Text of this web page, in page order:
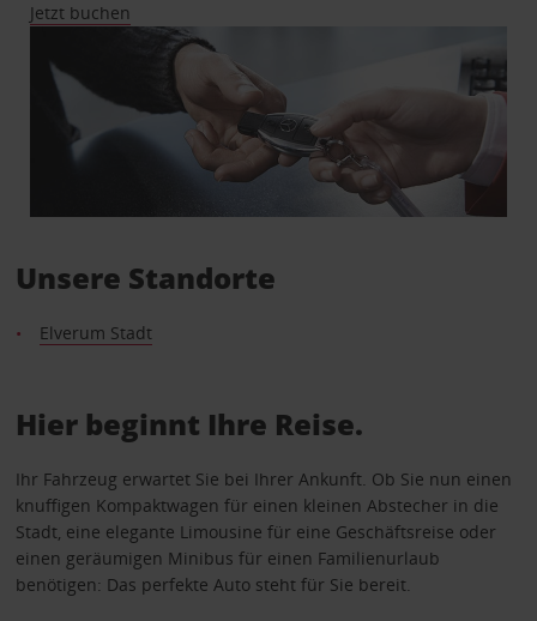
Jetzt buchen
Unsere Standorte
Elverum Stadt
Hier beginnt Ihre Reise.
Ihr Fahrzeug erwartet Sie bei Ihrer Ankunft. Ob Sie nun einen
knuffigen Kompaktwagen für einen kleinen Abstecher in die
Stadt, eine elegante Limousine für eine Geschäftsreise oder
einen geräumigen Minibus für einen Familienurlaub
benötigen: Das perfekte Auto steht für Sie bereit.